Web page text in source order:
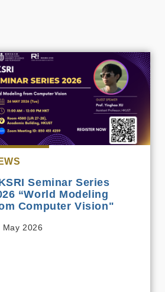
Seminar Series
“World Modeling
Computer Vision"
May 2026